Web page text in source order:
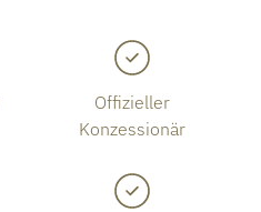
Offizieller
Konzessionär